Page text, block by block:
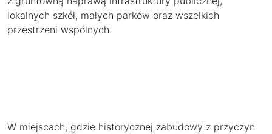
lokalnych szkół, małych parków oraz wszelkich
przestrzeni wspólnych.
W miejscach, gdzie historycznej zabudowy z przyczyn